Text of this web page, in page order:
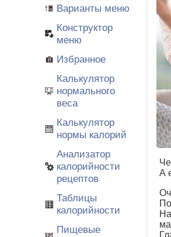
Варианты меню
Конструктор
меню
Избранное
Калькулятор
нормального
веса
Калькулятор
нормы калорий
Анализатор
калорийности
рецептов
Таблицы
калорийности
Пищевые
А